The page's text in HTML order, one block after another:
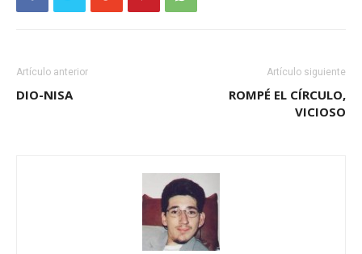
Artículo anterior
DIO-NISA
Artículo siguiente
ROMPÉ EL CÍRCULO,
VICIOSO